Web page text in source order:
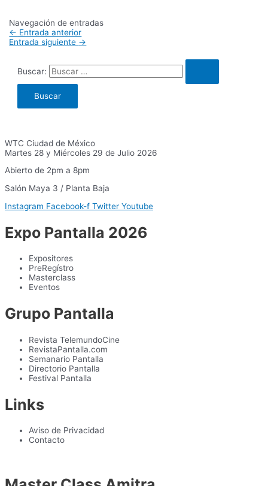
Navegación de entradas
← Entrada anterior
Entrada siguiente →
Buscar:
WTC Ciudad de México
Martes 28 y Miércoles 29 de Julio 2026
Abierto de 2pm a 8pm
Salón Maya 3 / Planta Baja
Instagram Facebook-f Twitter Youtube
Expo Pantalla 2026
Expositores
PreRegístro
Masterclass
Eventos
Grupo Pantalla
Revista TelemundoCine
RevistaPantalla.com
Semanario Pantalla
Directorio Pantalla
Festival Pantalla
Links
Aviso de Privacidad
Contacto